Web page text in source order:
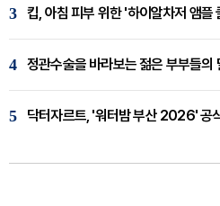
3 킵, 아침 피부 위한 '하이알차저 앰플
4 정관수술을 바라보는 젊은 부부들
5 닥터자르트, '워터밤 부산 2026' 공